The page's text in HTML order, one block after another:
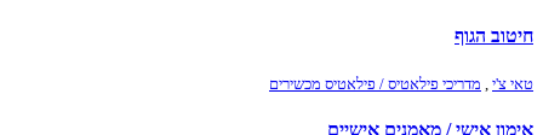
חיטוב הגוף
טאי צ'י מדריכי פילאטיס / פילאטיס מכשירים
אימון אישי / מאמנים אישיים